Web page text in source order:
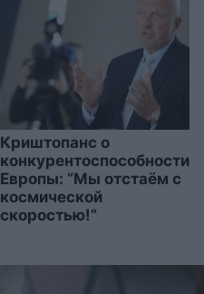
Криштопанс о
конкурентоспособности
Европы: “Мы отстаём с
космической
скоростью!”